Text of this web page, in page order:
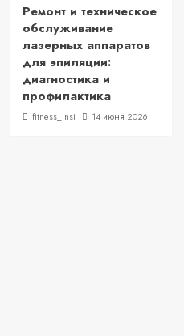
Ремонт и техническое
обслуживание
лазерных аппаратов
для эпиляции:
диагностика и
профилактика
fitness_insi 14 июня 2026